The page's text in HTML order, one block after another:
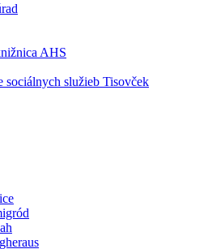
AHS
sociálnych služieb Tisovček